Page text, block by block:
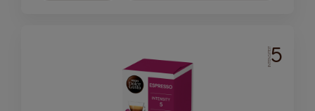
INTENSITEIT5